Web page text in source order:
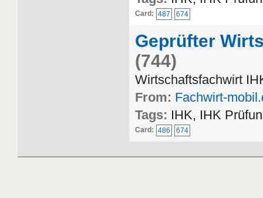
Card: 487 674
Geprüfter
(744)
Wirtschaftsfachwirt
From: Fachwirt-
Tags: IHK, IHK
Card: 486 674